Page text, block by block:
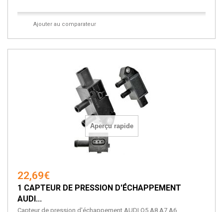
Ajouter au comparateur
Aperçu rapide
22,69€
1 CAPTEUR DE PRESSION D'ÉCHAPPEMENT
AUDI...
Capteur de pression d'échappement AUDI Q5 A8 A7 A6